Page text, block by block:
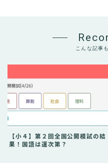
こんな記事
【小４】第２回全国公開模試の結
果！国語は運次第？